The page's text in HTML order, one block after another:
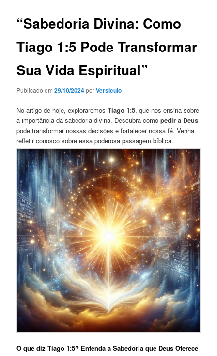
“Sabedoria Divina: Como
Tiago 1:5 Pode Transformar
Sua Vida Espiritual”
Publicado em29/10/2024porVersiculo
No artigo de hoje, exploraremosTiago 1:5, que nos ensina sobre
a importância da sabedoria divina. Descubra comopedir a Deus
pode transformar nossas decisões e fortalecer nossa fé. Venha
refletir conosco sobre essa poderosa passagem bíblica.
O que diz Tiago 1:5? Entenda a Sabedoria que Deus Oferece